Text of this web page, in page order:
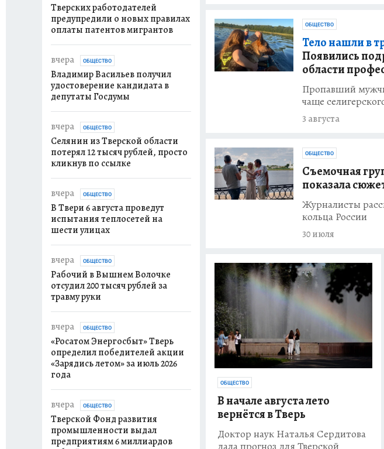
ОБЩЕСТВО
Тело нашли в
Появились
области
Пропавший
чаще
3 августа
ОБЩЕСТВО
Съемочная
показала
Журналисты
кольца России
30 июля
ОБЩЕСТВО
В начале августа лето
вернётся в Тверь
Доктор наук Наталья Сердитова
дала прогноз для Тверской
Тверских работодателей
предупредили о новых правилах
оплаты патентов мигрантов
вчера ОБЩЕСТВО
Владимир Васильев получил
удостоверение кандидата в
депутаты Госдумы
вчера ОБЩЕСТВО
Селянин из Тверской области
потерял 12 тысяч рублей, просто
кликнув по ссылке
вчера ОБЩЕСТВО
В Твери 6 августа проведут
испытания теплосетей на
шести улицах
вчера ОБЩЕСТВО
Рабочий в Вышнем Волочке
отсудил 200 тысяч рублей за
травму руки
вчера ОБЩЕСТВО
«Росатом Энергосбыт» Тверь
определил победителей акции
«Зарядись летом» за июль 2026
года
вчера ОБЩЕСТВО
Тверской Фонд развития
промышленности выдал
предприятиям 6 миллиардов